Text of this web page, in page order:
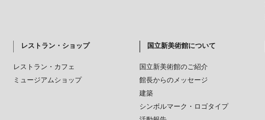
レストラン・ショップ
レストラン・カフェ
ミュージアムショップ
国立新美術館について
国立新美術館のご紹介
館長からのメッセージ
建築
シンボルマーク・ロゴタイプ